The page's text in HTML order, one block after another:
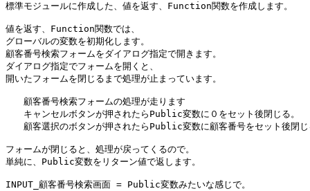
標準モジュールに作成した、値を返す、Function関数を作成します。
値を返す、Function関数では、
グローバルの変数を初期化します。
顧客番号検索フォームをダイアログ指定で開きます。
ダイアログ指定でフォームを開くと、
開いたフォームを閉じるまで処理が止まっています。
顧客番号検索フォームの処理が走ります
キャンセルボタンが押されたらPublic変数に０をセット後閉じる。
顧客選択のボタンが押されたらPublic変数に顧客番号をセット後閉じ
フォームが閉じると、処理が戻ってくるので。
単純に、Public変数をリターン値で返します。
INPUT_顧客番号検索画面 = Public変数みたいな感じで。